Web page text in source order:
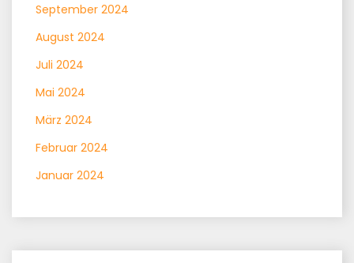
September 2024
August 2024
Juli 2024
Mai 2024
März 2024
Februar 2024
Januar 2024